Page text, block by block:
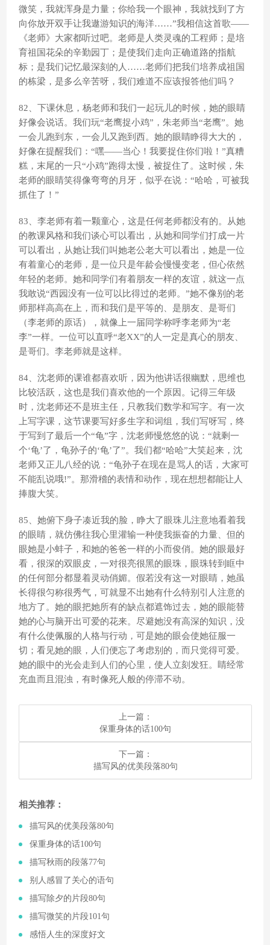
微笑，我就浑身是力量；你给我一个眼神，我就找到了方
向你放开双手让我遨游知识的海洋……”我相信这首歌——
《老师》大家都听过吧。老师是人类灵魂的工程师；是培
育祖国花朵的辛勤园丁；是使我们走向正确道路的指航
标；是我们记忆最深刻的人……老师们把我们培养成祖国
的栋梁，是多么辛苦呀，我们难道不应该报答他们吗？
82、下课休息，杨老师和我们一起玩儿的时候，她的眼睛
好像会说话。我们玩“老鹰捉小鸡”，朱老师当“老鹰”。她
一会儿跑到东，一会儿又跑到西。她的眼睛睁得大大的，
好像在提醒我们：“嘿——当心！我要捉住你们啦！”真糟
糕，末尾的一只“小鸡”跑得太慢，被捉住了。这时候，朱
老师的眼睛笑得像弯弯的月牙，似乎在说：“哈哈，可被我
抓住了！”
83、李老师有着一颗童心，这是任何老师都没有的。从她
的教课风格和我们谈心可以看出，从她和同学们打成一片
可以看出，从她让我们叫她老公老大可以看出，她是一位
有着童心的老师，是一位只是年龄会慢慢变老，但心依然
年轻的老师。她和同学们有着朋友一样的友谊，就这一点
我敢说“西园没有一位可以比得过的老师。”她不像别的老
师那样高高在上，而和我们是平等的、是朋友、是哥们
（李老师的原话），就像上一届同学称呼李老师为“老
李”一样。一位可以直呼“老XX”的人一定是真心的朋友、
是哥们。李老师就是这样。
84、沈老师的课谁都喜欢听，因为他讲话很幽默，思维也
比较活跃，这也是我们喜欢他的一个原因。记得三年级
时，沈老师还不是班主任，只教我们数学和写字。有一次
上写字课，这节课要写好多生字和词组，我们写呀写，终
于写到了最后一个“龟”字，沈老师慢悠悠的说：“就剩一
个‘龟’了，龟孙子的‘龟’了”。我们都“哈哈”大笑起来，沈
老师又正儿八经的说：“龟孙子在现在是骂人的话，大家可
不能乱说哦!”。那滑稽的表情和动作，现在想想都能让人
捧腹大笑。
85、她俯下身子凑近我的脸，睁大了眼珠儿注意地看着我
的眼睛，就仿佛往我心里灌输一种使我振奋的力量、但的
眼她是小蚌子，和她的爸爸一样的小而俊俏。她的眼最好
看，很深的双眼皮，一对很亮很黑的眼珠，眼珠转到眶中
的任何部分都显着灵动俏媚。假若没有这一对眼睛，她虽
长得很匀称很秀气，可就显不出她有什么特别引人注意的
地方了。她的眼把她所有的缺点都遮饰过去，她的眼能替
她的心与脑开出可爱的花来。尽避她没有高深的知识，没
有什么使佩服的人格与行动，可是她的眼会使她征服一
切；看见她的眼，人们便忘了考虑别的，而只觉得可爱。
她的眼中的光会走到人们的心里，使人立刻发狂。睛经常
充血而且混浊，有时像死人般的停滞不动。
上一篇：
​保重身体的话100句
下一篇：
​描写风的优美段落80句
相关推荐：
​描写风的优美段落80句
​保重身体的话100句
​描写秋雨的段落77句
​别人感冒了关心的语句
​描写除夕的片段80句
​描写微笑的片段101句
​感悟人生的深度好文